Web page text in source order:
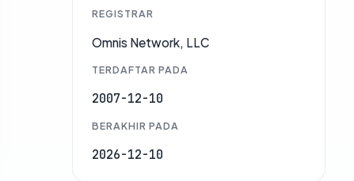
REGISTRAR
Omnis Network, LLC
TERDAFTAR PADA
2007-12-10
BERAKHIR PADA
2026-12-10